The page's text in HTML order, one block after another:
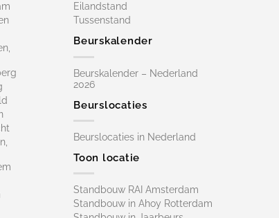
Eilandstand
Tussenstand
Beurskalender
Beurskalender – Nederland
2026
Beurslocaties
Beurslocaties in Nederland
Toon locatie
Standbouw RAI Amsterdam
Standbouw in Ahoy Rotterdam